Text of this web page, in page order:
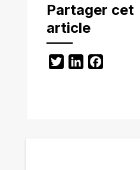
Partager cet
article
TwitterLinkedIn